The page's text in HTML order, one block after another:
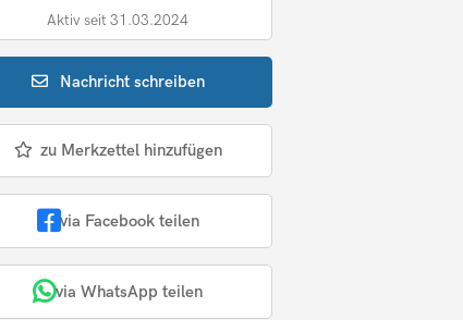
Aktiv seit 31.03.2024
Nachrichtschreiben
zu Merkzettel hinzufügen
via Facebook teilen
via WhatsApp teilen